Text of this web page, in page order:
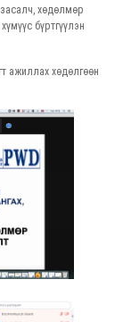
хөдөлмөр
бүртгүүлэн
ажиллах хөдөлгөөн